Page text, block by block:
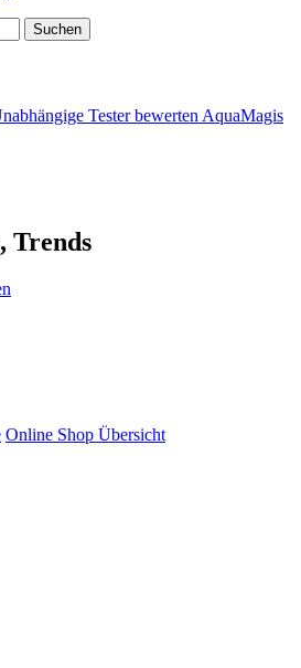
Tester bewerten AquaMagis
Trends
Online Shop Übersicht